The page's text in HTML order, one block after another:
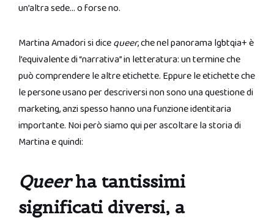
un’altra sede… o forse no.
Martina Amadori si dicequeer, che nel panorama lgbtqia+ è
l’equivalente di “narrativa” in letteratura: un termine che
può comprendere le altre etichette. Eppure le etichette che
le persone usano per descriversi non sono una questione di
marketing, anzi spesso hanno una funzione identitaria
importante. Noi però siamo qui per ascoltare la storia di
Martina e quindi:
Queerha tantissimi
significati diversi, a